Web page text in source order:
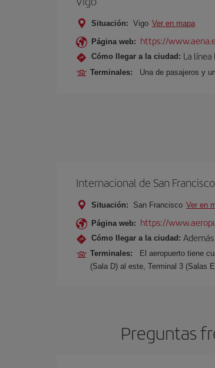
Situación: Vigo Ver en mapa
Página web: https://
Cómo llegar a la ciudad: La
Terminales: Una de pasajeros y
Internacional de San Francisco
Situación: San Francisco Ver en
Página web: https://
Cómo llegar a la ciudad:
Terminales:
El aeropuerto tiene
(Sala D) al este, Terminal 3 (Salas
Preguntas